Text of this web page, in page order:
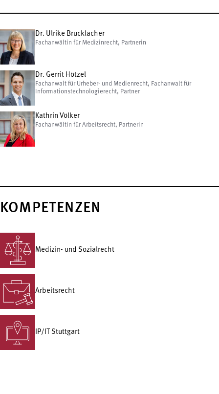
Dr. Ulrike Brucklacher
Fachanwältin für Medizinrecht, Partnerin
Dr. Gerrit Hötzel
Fachanwalt für Urheber- und Medienrecht, Fachanwalt für
Informationstechnologierecht, Partner
Kathrin Völker
Fachanwältin für Arbeitsrecht, Partnerin
KOMPETENZEN
Medizin- und Sozialrecht
Arbeitsrecht
IP/IT Stuttgart